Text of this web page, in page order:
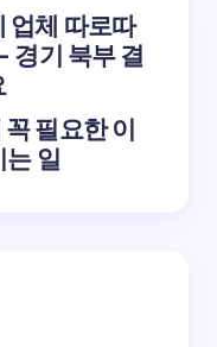
업체 따로따
경기 북부 결
필요한 이
일